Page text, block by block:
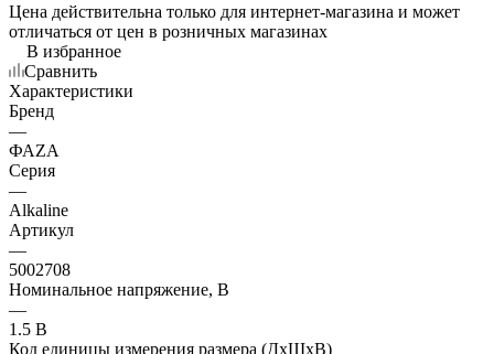
Цена действительна только для интернет-магазина и может
отличаться от цен в розничных магазинах
В избранное
Сравнить
Характеристики
Бренд
—
ФАZА
Серия
—
Alkaline
Артикул
—
5002708
Номинальное напряжение, В
—
1.5 В
Код единицы измерения размера (ДхШхВ)